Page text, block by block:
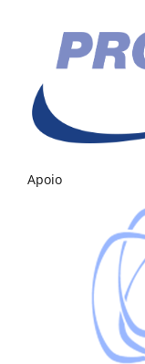
Apoio